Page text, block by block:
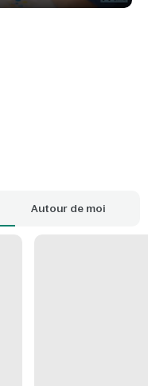
Autour de moi